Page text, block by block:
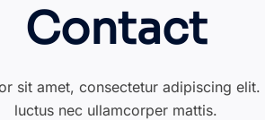
Contact
sit amet, consectetur adipiscing elit.
luctus nec ullamcorper mattis.